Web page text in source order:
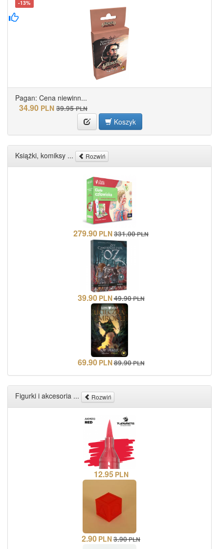
-13%
Pagan: Cena niewinn...
34.90 PLN 39.95 PLN
Koszyk
Książki, komiksy ... Rozwiń
279.90 PLN331.00PLN
39.90 PLN49.90PLN
69.90 PLN89.90PLN
Figurki i akcesoria ... Rozwiń
12.95 PLN
2.90 PLN3.90PLN